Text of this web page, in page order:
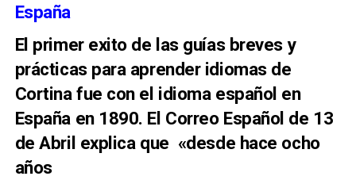
España
El primer exito de las guías breves y
prácticas para aprender idiomas de
Cortina fue con el idioma español en
España en 1890. El Correo Español de 13
de Abril explica que «desde hace ocho
años